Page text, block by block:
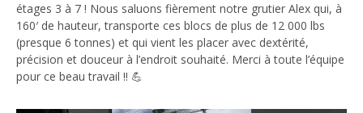
étages 3 à 7 ! Nous saluons fièrement notre grutier Alex qui, à
160′ de hauteur, transporte ces blocs de plus de 12 000 lbs
(presque 6 tonnes) et qui vient les placer avec dextérité,
précision et douceur à l’endroit souhaité. Merci à toute l’équipe
pour ce beau travail !! 💪